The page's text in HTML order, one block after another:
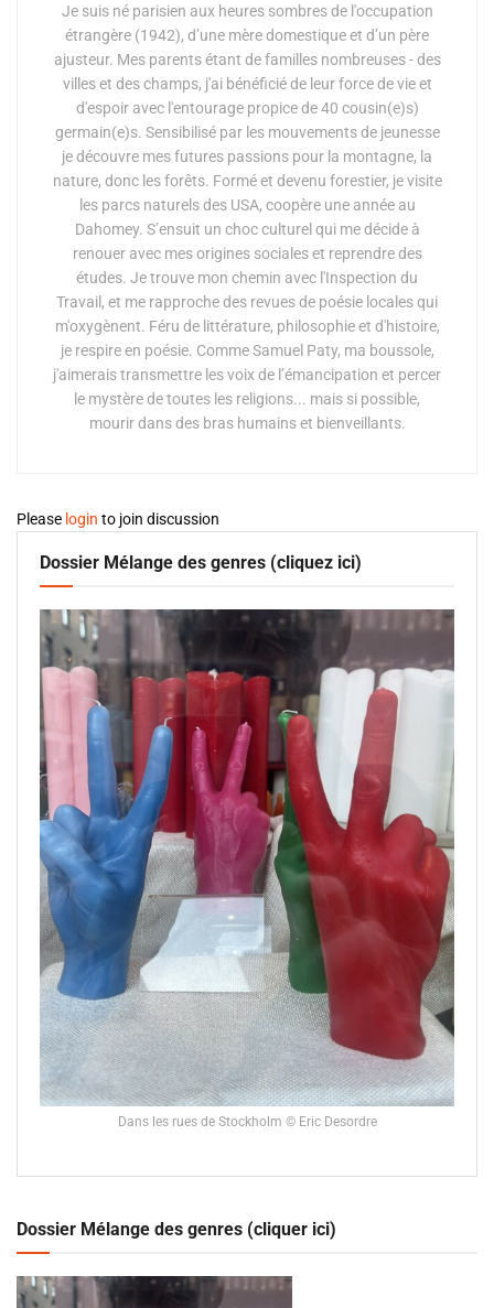
Je suis né parisien aux heures sombres de l'occupation
étrangère (1942), d’une mère domestique et d’un père
ajusteur. Mes parents étant de familles nombreuses - des
villes et des champs, j'ai bénéficié de leur force de vie et
d'espoir avec l'entourage propice de 40 cousin(e)s)
germain(e)s. Sensibilisé par les mouvements de jeunesse
je découvre mes futures passions pour la montagne, la
nature, donc les forêts. Formé et devenu forestier, je visite
les parcs naturels des USA, coopère une année au
Dahomey. S’ensuit un choc culturel qui me décide à
renouer avec mes origines sociales et reprendre des
études. Je trouve mon chemin avec l'Inspection du
Travail, et me rapproche des revues de poésie locales qui
m'oxygènent. Féru de littérature, philosophie et d'histoire,
je respire en poésie. Comme Samuel Paty, ma boussole,
j'aimerais transmettre les voix de l’émancipation et percer
le mystère de toutes les religions... mais si possible,
mourir dans des bras humains et bienveillants.
Please login to join discussion
Dossier Mélange des genres (cliquez ici)
Dans les rues de Stockholm © Eric Desordre
Dossier Mélange des genres (cliquer ici)